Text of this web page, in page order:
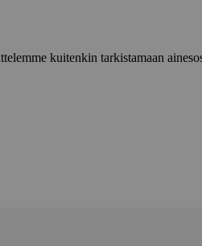
kuitenkin tarkistamaan